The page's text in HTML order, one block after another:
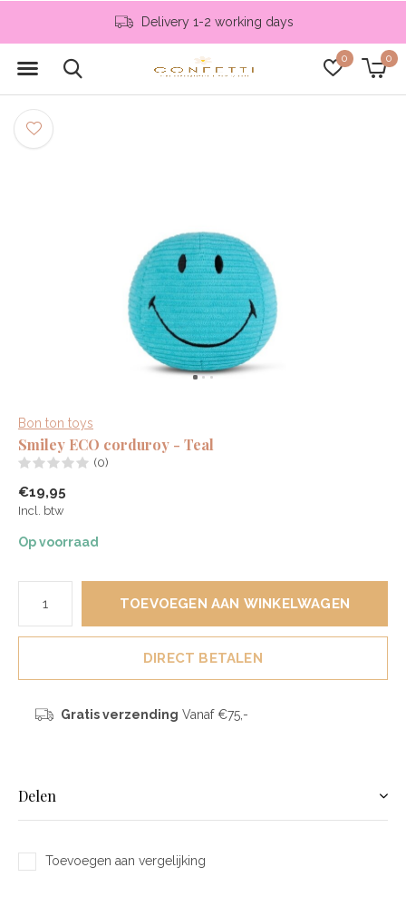
0 0
Delivery 1-2 working days
Bon ton toys
Smiley ECO corduroy - Teal
(0)
€19,95
Incl. btw
Op voorraad
TOEVOEGEN AAN WINKELWAGEN
DIRECT BETALEN
Gratis verzending Vanaf €75,-
Delen
Toevoegen aan vergelijking